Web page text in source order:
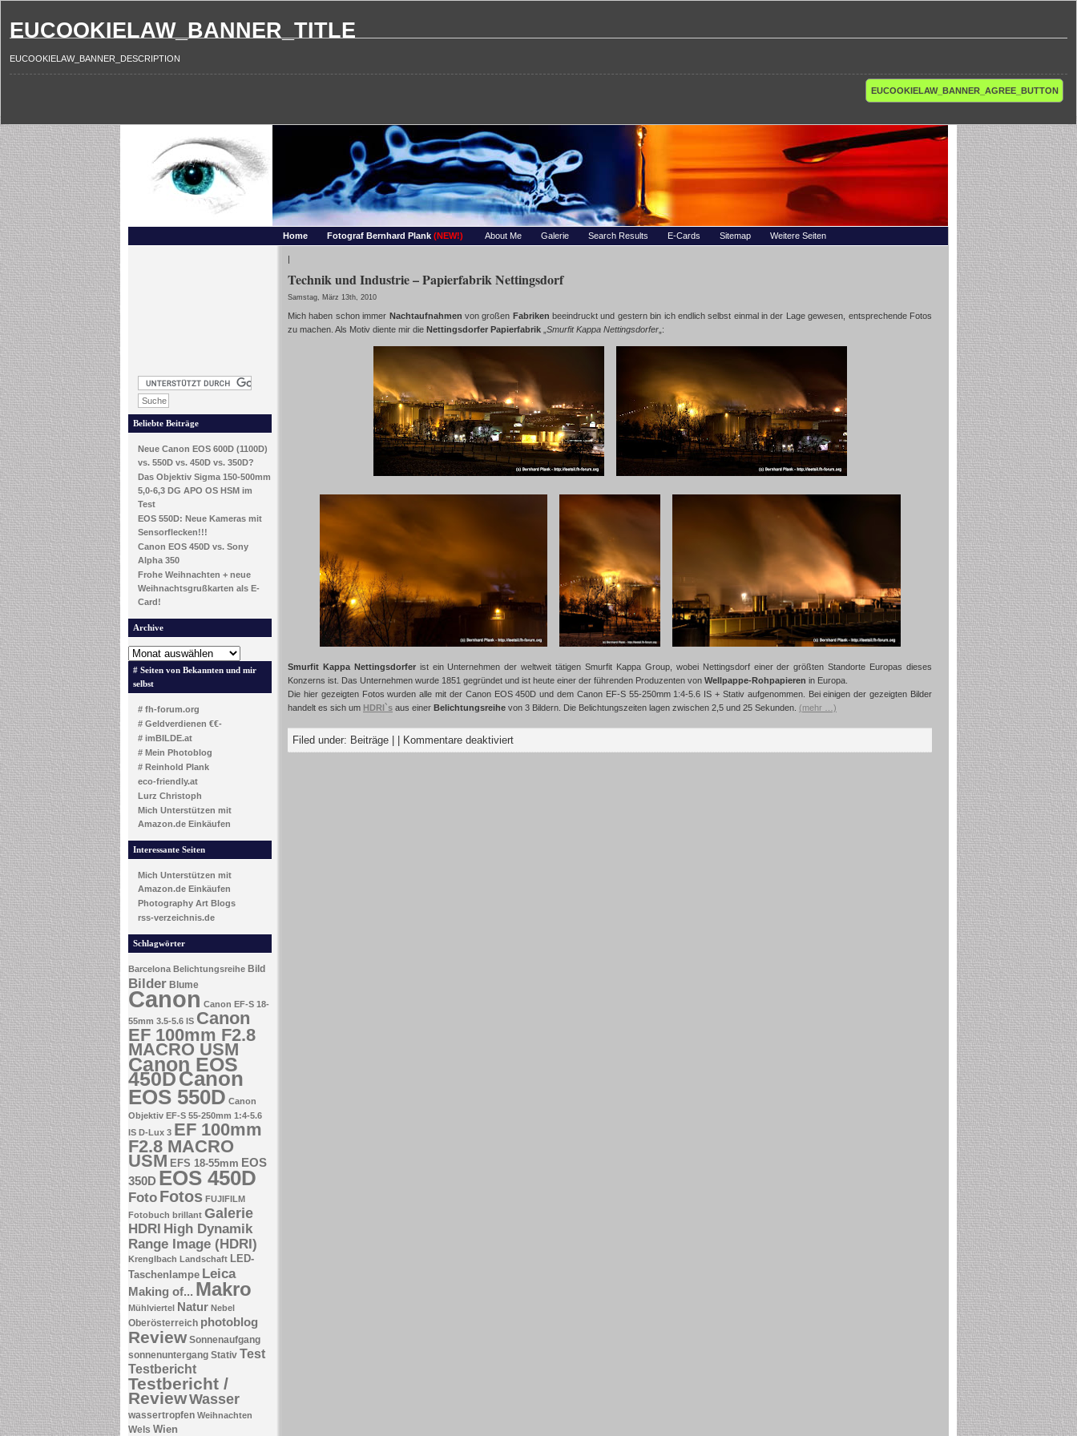
EUCOOKIELAW_BANNER_TITLE
EUCOOKIELAW_BANNER_DESCRIPTION
EUCOOKIELAW_BANNER_AGREE_BUTTON
Home Fotograf Bernhard Plank (NEW!) About Me Galerie Search Results E-Cards Sitemap Weitere Seiten
Beliebte Beiträge
Neue Canon EOS 600D (1100D)
vs. 550D vs. 450D vs. 350D?
Das Objektiv Sigma 150-500mm
5,0-6,3 DG APO OS HSM im
Test
EOS 550D: Neue Kameras mit
Sensorflecken!!!
Canon EOS 450D vs. Sony
Alpha 350
Frohe Weihnachten + neue
Weihnachtsgrußkarten als E-
Card!
Archive
# Seiten von Bekannten und mir
selbst
# fh-forum.org
# Geldverdienen €€-
# imBILDE.at
# Mein Photoblog
# Reinhold Plank
eco-friendly.at
Lurz Christoph
Mich Unterstützen mit
Amazon.de Einkäufen
Interessante Seiten
Mich Unterstützen mit
Amazon.de Einkäufen
Photography Art Blogs
rss-verzeichnis.de
Schlagwörter
Barcelona Belichtungsreihe Bild
Bilder Blume
Canon Canon EF-S 18-
55mm 3.5-5.6 IS Canon
EF 100mm F2.8
MACRO USM
Canon EOS
450DCanon
EOS 550D Canon
Objektiv EF-S 55-250mm 1:4-5.6
IS D-Lux 3 EF 100mm
F2.8 MACRO
USM EFS 18-55mm EOS
350D EOS 450D
Foto Fotos FUJIFILM
Fotobuch brillant Galerie
HDRI High Dynamik
Range Image (HDRI)
Krenglbach Landschaft LED-
Taschenlampe Leica
Making of... Makro
Mühlviertel Natur Nebel
Oberösterreich photoblog
Review Sonnenaufgang
sonnenuntergang Stativ Test
Testbericht
Testbericht /
ReviewWasser
wassertropfen Weihnachten
Wels Wien
|
Technik und Industrie – Papierfabrik Nettingsdorf
Samstag, März 13th, 2010
Mich haben schon immer Nachtaufnahmen von großen Fabriken beeindruckt und gestern bin ich endlich selbst einmal in der Lage gewesen, entsprechende Fotos
zu machen. Als Motiv diente mir die Nettingsdorfer Papierfabrik Smurfit Kappa Nettingsdorfer „:
Smurfit Kappa Nettingsdorferist ein Unternehmen der weltweit tätigen Smurfit Kappa Group, wobei Nettingsdorf einer der größten Standorte Europas dieses
Konzerns ist. Das Unternehmen wurde 1851 gegründet und ist heute einer der führenden Produzenten von Wellpappe-Rohpapieren in Europa.
Die hier gezeigten Fotos wurden alle mit der Canon EOS 450D und dem Canon EF-S 55-250mm 1:4-5.6 IS + Stativ aufgenommen. Bei einigen der gezeigten Bilder
handelt es sich um HDRI`s aus einer Belichtungsreihe von 3 Bildern. Die Belichtungszeiten lagen zwischen 2,5 und 25 Sekunden. (mehr …)
Filed under: Beiträge Kommentare deaktiviert